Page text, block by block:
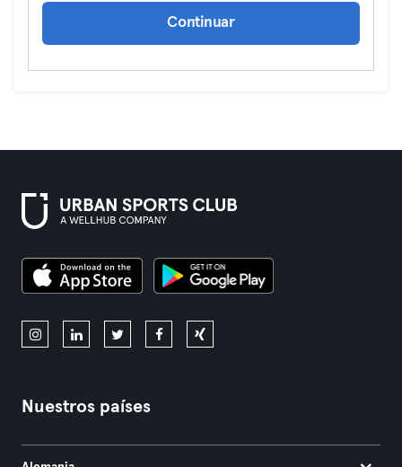
Continuar
Nuestros países